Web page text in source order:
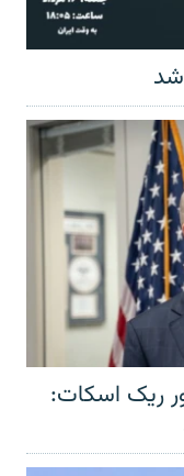
ریک اسکات: